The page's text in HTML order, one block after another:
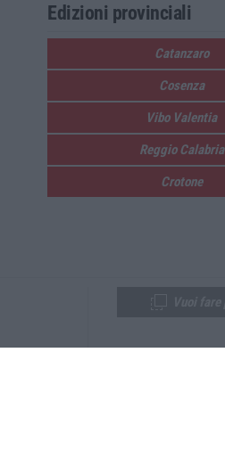
Edizioni provinciali
Catanzaro
Cosenza
Vibo Valentia
Reggio Calabria
Crotone